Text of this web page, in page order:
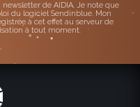
newsletter de AIDIA. Je note que
du logiciel Sendinblue. Mon
à cet effet au serveur de
à tout moment.